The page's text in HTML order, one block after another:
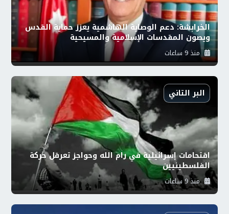
الخرابشة: دعم الوصاية الهاشمية يعزز حماية القدس
ويصون المقدسات الإسلامية والمسيحية
منذ 9 ساعات
البر التاني
اقتحامات إسرائيلية في رام الله وحواجز تعرقل حركة
الفلسطينيين
منذ 9 ساعات